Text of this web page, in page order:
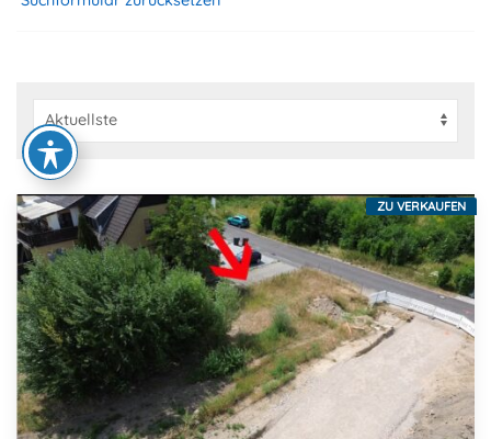
ZU VERKAUFEN